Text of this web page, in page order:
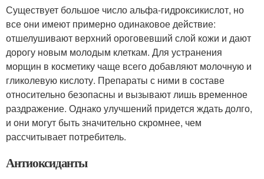
Существует большое число альфа-гидроксикислот, но
все они имеют примерно одинаковое действие:
отшелушивают верхний ороговевший слой кожи и дают
дорогу новым молодым клеткам. Для устранения
морщин в косметику чаще всего добавляют молочную и
гликолевую кислоту. Препараты с ними в составе
относительно безопасны и вызывают лишь временное
раздражение. Однако улучшений придется ждать долго,
и они могут быть значительно скромнее, чем
рассчитывает потребитель.
Антиоксиданты